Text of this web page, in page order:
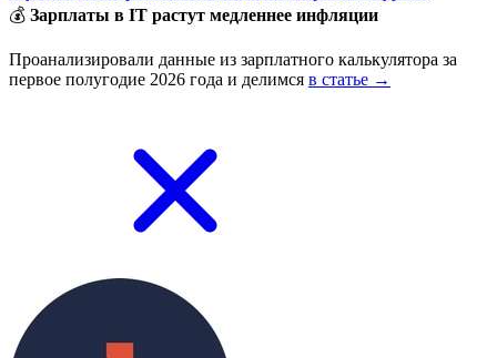
💰 Зарплаты в IT растут медленнее инфляции
Проанализировали данные из зарплатного калькулятора за
первое полугодие 2026 года и делимся в статье →